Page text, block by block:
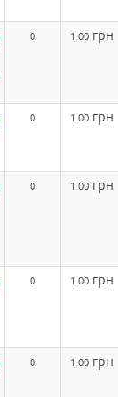
0 1.00 грн
0 1.00 грн
0 1.00 грн
0 1.00 грн
0 1.00 грн